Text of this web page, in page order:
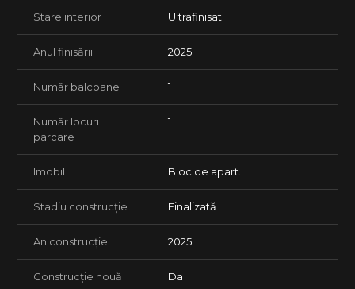
Stare interior Ultrafinisat
Anul finisării 2025
Număr balcoane 1
Număr locuri
parcare
1
Imobil Bloc de apart.
Stadiu construcție Finalizată
An construcție 2025
Construcție nouă Da